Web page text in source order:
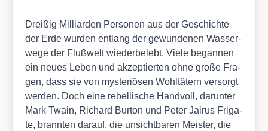
Drei­ßig Mil­li­ar­den Per­so­nen aus der Geschich­te
der Erde wur­den ent­lang der gewun­de­nen Was­ser­
we­ge der Fluß­welt wie­der­be­lebt. Vie­le began­nen
ein neu­es Leben und akzep­tier­ten ohne gro­ße Fra­
gen, dass sie von mys­te­riö­sen Wohl­tä­tern ver­sorgt
wer­den. Doch eine rebel­li­sche Hand­voll, dar­un­ter
Mark Twa­in, Richard Bur­ton und Peter Jai­rus Fri­ga­
te, brann­ten dar­auf, die unsicht­ba­ren Meis­ter, die